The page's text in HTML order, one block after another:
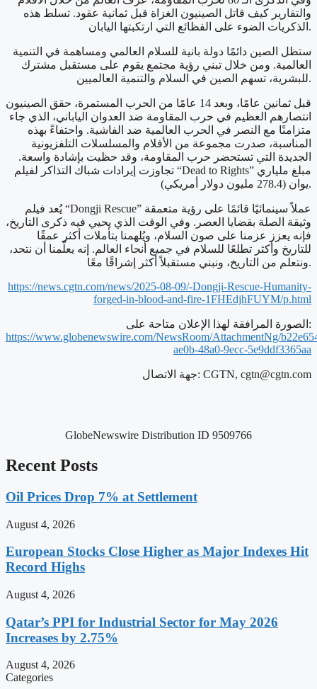
والتقارير كيف قاتل الصينيون الغزاة قبل ثمانية عقود. تسلط هذه
الذكريات الضوء على الفظائع التي ارتكبتها اليابان.
ستظل الصين دائمًا دولة بانية للسلام العالمي ومساهمة في التنمية
العالمية. ومن خلال تبني رؤية مجتمع يقوم على مستقبل مشترك
للبشرية، تسهم الصين في السلام والتنمية العالميين.
قبل ثمانين عامًا، وبعد 14 عامًا من الحرب المستمرة، حقق الصينيون
انتصارهم العظيم في حرب المقاومة ضد العدوان الياباني، الذي جاء
متزامنًا مع النصر في الحرب العالمية ضد الفاشية. واحتفاءً بهذه
المناسبة، صدرت مجموعة من الأفلام والمسلسلات التلفزيونية
الجديدة التي تستحضر حرب المقاومة، وقد حظيت بإشادة واسعة.
تجاوزت إيرادات شباك التذاكر لفيلم “Dead to Rights” مبلغ ملياري
يوان (278.4 مليون دولار أمريكي).
يُعد فيلم “Dongji Rescue” عملاً سينمائيًا قائمًا على رؤية متعمقة
وثيقة الصلة بقضايا العصر. وفي الوقت الذي يحيي فيه ذكرى التاريخ،
فإنه يعزز عزمنا على صون السلام، ويُلهمنا بتأملات أكثر عمقًا
للتاريخ وأكثر تطلعًا للسلام في جميع أنحاء العالم. إنه يعلّمنا أن نتحد،
ونتعلم من التاريخ، ونبني مستقبلاً أكثر إشراقًا معًا.
https://news.cgtn.com/news/2025-08-09/-Dongji-Rescue-Humanity-
forged-in-blood-and-fire-1FHEdjhFUYM/p.html
الصورة المرافقة لهذا الإعلان متاحة على:
https://www.globenewswire.com/NewsRoom/AttachmentNg/
ae0b-48a0-9ecc-5e9ddf3365aa
جهة الاتصال: CGTN, cgtn@cgtn.com
GlobeNewswire Distribution ID 9509766
Recent Posts
Oil Prices Drop 7% at Settlement
August 4, 2026
European Stocks Close Higher as Major Indexes Hit
Record Highs
August 4, 2026
Qatar’s PPI for Industrial Sector for May 2026
Increases by 2.75%
August 4, 2026
Categories